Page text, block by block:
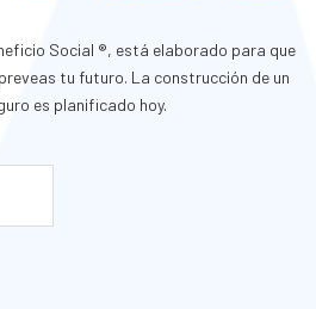
Social ®, está elaborado para que
tu futuro. La construcción de un
es planificado hoy.